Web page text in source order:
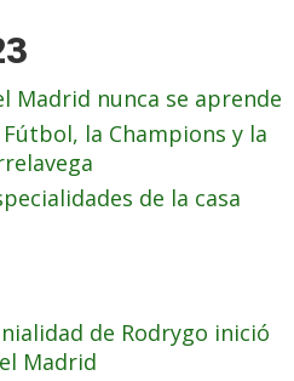
Madrid nunca se aprende
Fútbol, la Champions y la
de la casa
de Rodrygo inició
Madrid